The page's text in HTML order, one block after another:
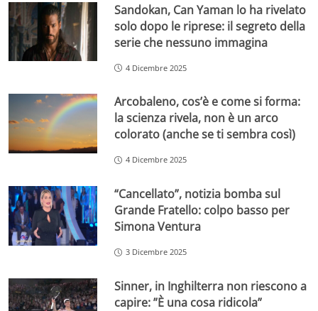
Sandokan, Can Yaman lo ha rivelato
solo dopo le riprese: il segreto della
serie che nessuno immagina
4 Dicembre 2025
Arcobaleno, cos’è e come si forma:
la scienza rivela, non è un arco
colorato (anche se ti sembra così)
4 Dicembre 2025
“Cancellato”, notizia bomba sul
Grande Fratello: colpo basso per
Simona Ventura
3 Dicembre 2025
Sinner, in Inghilterra non riescono a
capire: ”È una cosa ridicola”